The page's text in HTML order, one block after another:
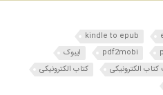
kindle to epub
pdf2mobi
ایبوک
الکترونیکی
کتاب الکترونیکی